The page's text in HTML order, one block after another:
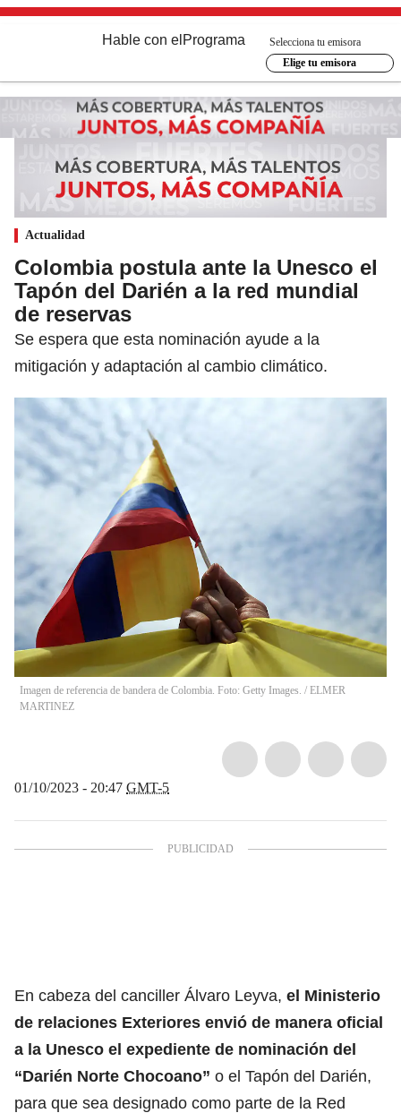
Hable con el Programa
Selecciona tu emisora
Elige tu emisora
Actualidad
Colombia postula ante la Unesco el
Tapón del Darién a la red mundial
de reservas
Se espera que esta nominación ayude a la
mitigación y adaptación al cambio climático.
Imagen de referencia de bandera de Colombia. Foto: Getty Images. / ELMER
MARTINEZ
01/10/2023 - 20:47 GMT-5
En cabeza del canciller Álvaro Leyva, el Ministerio
de relaciones Exteriores envió de manera oficial
a la Unesco el expediente de nominación del
“Darién Norte Chocoano” o el Tapón del Darién,
para que sea designado como parte de la Red